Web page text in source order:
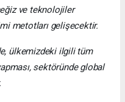
ve teknolojiler
metotları gelişecektir.
ülkemizdeki ilgili tüm
sektöründe global